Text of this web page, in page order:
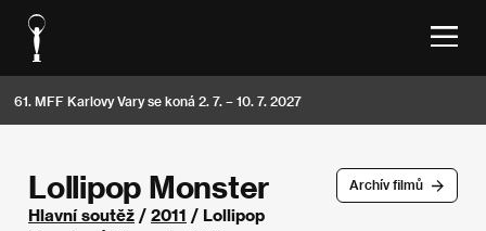
61. MFF Karlovy Vary se koná 2. 7. – 10. 7. 2027
Archív filmů
Lollipop Monster
Hlavní soutěž / 2011 / Lollipop